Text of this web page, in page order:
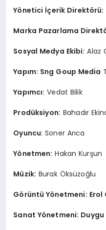
Yönetici İçerik Direktörü:
Marka Pazarlama
Sosyal Medya Ekibi: Alaz
Yapım: Sng Goup Media
Yapımcı: Vedat Bilik
Prodüksiyon: Bahadır
Oyuncu: Soner Arıca
Yönetmen: Hakan Kurşun
Müzik: Burak Öksüzoğlu
Görüntü Yönetmeni: Erol
Sanat Yönetmeni: Duygu